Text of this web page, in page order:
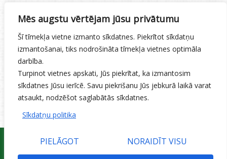
Mēs augstu vērtējam jūsu privātumu
Šī tīmekļa vietne izmanto sīkdatnes. Piekrītot sīkdatņu
izmantošanai, tiks nodrošināta tīmekļa vietnes optimāla
darbība.
Turpinot vietnes apskati, Jūs piekrītat, ka izmantosim
sīkdatnes Jūsu ierīcē. Savu piekrišanu Jūs jebkurā laikā varat
atsaukt, nodzēšot saglabātās sīkdatnes.
Sīkdatņu politika
PIELĀGOT NORAIDĪT VISU
Piekļūstamības paziņojums
Sīkdatņu izmantošana
Privātuma politika
Ētikas kodekss